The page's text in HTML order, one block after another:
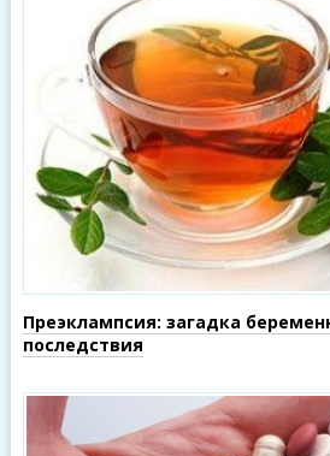
Преэклампсия: загадка
последствия